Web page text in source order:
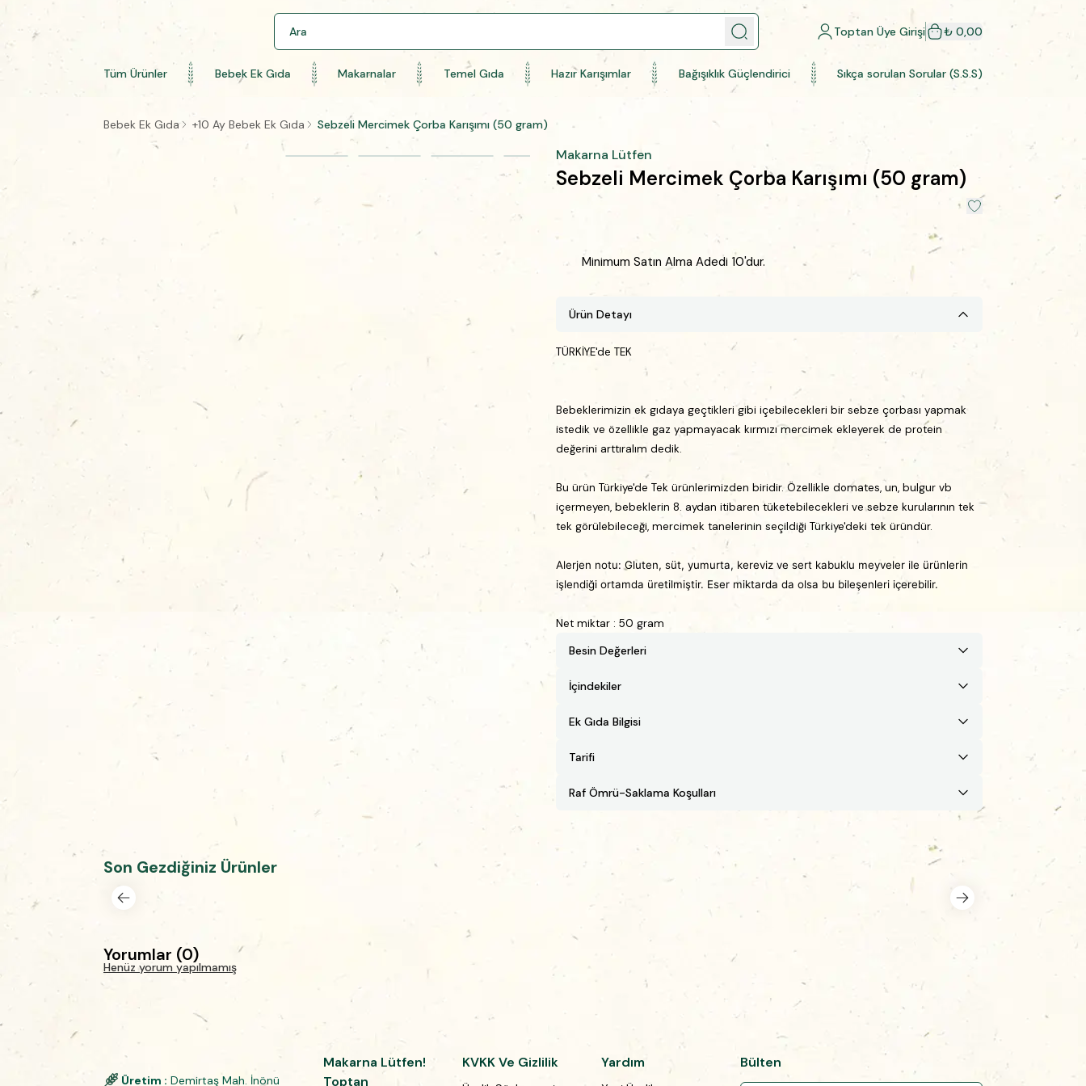
Toptan Üye Girişi ₺ 0,00
Tüm Ürünler Bebek Ek Gıda Makarnalar Temel Gıda Hazır Karışımlar Bağışıklık Güçlendirici Sıkça sorulan Sorular (S.S.S)
Bebek Ek Gıda +10 Ay Bebek Ek Gıda Sebzeli Mercimek Çorba Karışımı (50 gram)
Makarna Lütfen
Sebzeli Mercimek Çorba Karışımı (50 gram)
Minimum Satın Alma Adedi 10'dur.
Ürün Detayı
TÜRKİYE'de TEK
Bebeklerimizin ek gıdaya geçtikleri gibi içebilecekleri bir sebze çorbası yapmak
istedik ve özellikle gaz yapmayacak kırmızı mercimek ekleyerek de protein
değerini arttıralım dedik.
Bu ürün Türkiye'de Tek ürünlerimizden biridir. Özellikle domates, un, bulgur vb
içermeyen, bebeklerin 8. aydan itibaren tüketebilecekleri ve sebze kurularının tek
tek görülebileceği, mercimek tanelerinin seçildiği Türkiye'deki tek üründür.
Alerjen notu: Gluten, süt, yumurta, kereviz ve sert kabuklu meyveler ile ürünlerin
işlendiği ortamda üretilmiştir. Eser miktarda da olsa bu bileşenleri içerebilir.
Net miktar : 50 gram
Besin Değerleri
İçindekiler
Ek Gıda Bilgisi
Tarifi
Raf Ömrü-Saklama Koşulları
Son Gezdiğiniz Ürünler
Yorumlar (0)
Henüz yorum yapılmamış
Üretim : Demirtaş Mah. İnönü
Makarna Lütfen!
Toptan
KVKK Ve Gizlilik Yardım Bülten